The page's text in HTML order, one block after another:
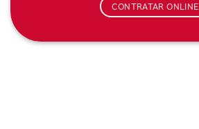
CONTRATAR ONLINE